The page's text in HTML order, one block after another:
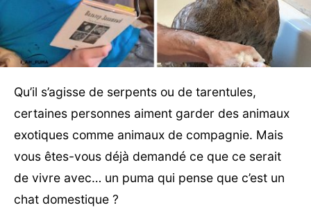
Qu’il s’agisse de serpents ou de tarentules,
certaines personnes aiment garder des animaux
exotiques comme animaux de compagnie. Mais
vous êtes-vous déjà demandé ce que ce serait
de vivre avec… un puma qui pense que c’est un
chat domestique ?